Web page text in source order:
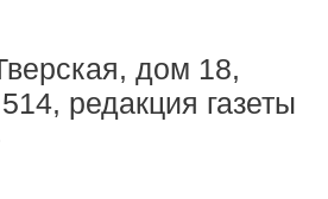
дом 18,
редакция газеты